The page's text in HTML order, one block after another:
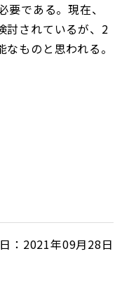
である。現在、
討されているが、2
ものと思われる。
：2021年09月28日